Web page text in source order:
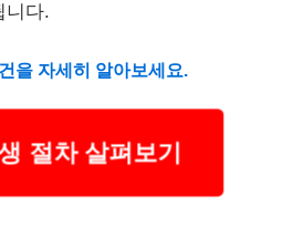
니다.
을 자세히 알아보세요.
절차 살펴보기